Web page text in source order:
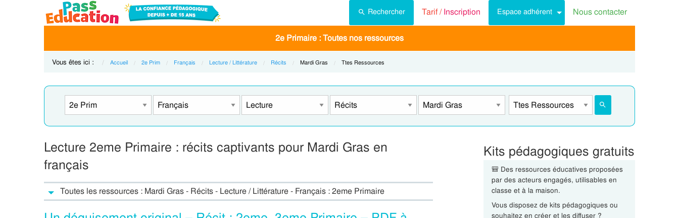
Rechercher Tarif /Inscription Espace adhérent Nous contacter
2e Primaire : Toutes nos ressources
Vous êtes ici : Accueil 2e Prim Français Lecture / Littérature Récits Current:
Mardi Gras Current:
Ttes Ressources
Lecture 2eme Primaire : récits captivants pour Mardi Gras en
français
Toutes les ressources : Mardi Gras - Récits - Lecture / Littérature - Français : 2eme Primaire
Kits pédagogiques gratuits
🎒 Des ressources éducatives proposées
par des acteurs engagés, utilisables en
classe et à la maison.
Vous disposez de kits pédagogiques ou
souhaitez en créer et les diffuser ?